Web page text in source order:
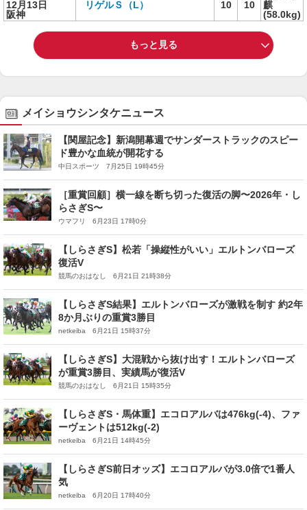
12月13日
阪神
リゲルＳ（L） 10 10
麒
(58.0kg)
もっと見る
メイショウシンタケニュース
【関屋記念】新潟開幕週でサンダーストラックのスピー
ド豊かな血統が開花する
中日スポーツ 7月25日 19時45分
［重賞回顧］横一線を断ち切った復活の脚〜2026年・し
らさぎS〜
ウマフリ 6月23日 17時0分
【しらさぎS】松若「操縦性がいい」エルトンバローズ
復活V
競馬のおはなし 6月21日 21時38分
【しらさぎS結果】エルトンバローズが激戦を制す 約2年
8か月ぶりの重賞3勝目
netkeiba 6月21日 15時37分
【しらさぎS】大混戦から抜け出す！エルトンバローズ
が重賞3勝目、実績馬が復活V
競馬のおはなし 6月21日 15時35分
【しらさぎS・馬体重】エコロアルバは476kg(-4)、ファ
ーヴェントは512kg(-2)
netkeiba 6月21日 14時45分
【しらさぎS前日オッズ】エコロアルバが3.0倍で1番人
気
netkeiba 6月20日 17時40分